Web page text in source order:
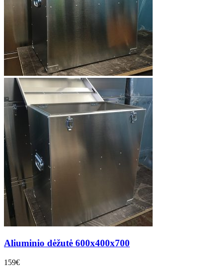
Aliuminio dėžutė 600x400x700
159€